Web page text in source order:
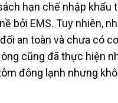
hạn chế nhập khẩu
bởi EMS. Tuy nhiên,
an toàn và chưa có
cũng đã thực hiện
đông lạnh nhưng